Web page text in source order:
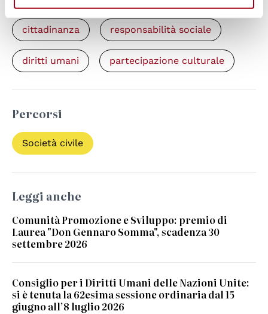
cittadinanza responsabilità sociale
diritti umani partecipazione culturale
Percorsi
Società civile
Leggi anche
Comunità Promozione e Sviluppo: premio di
Laurea "Don Gennaro Somma", scadenza 30
settembre 2026
Consiglio per i Diritti Umani delle Nazioni Unite:
si è tenuta la 62esima sessione ordinaria dal 15
giugno all’8 luglio 2026